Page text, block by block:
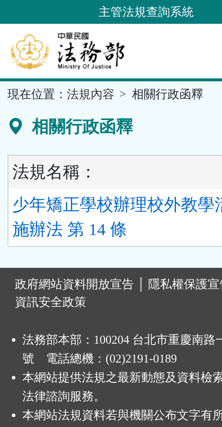
到
要
內
容
區
主管法規查詢系統
現在位置： 法規內容 相關行政函釋
相關行政函釋
法規名稱：
少年矯正學校辦理校外教學
施辦法 第 14 條
政府網站資料開放宣告
隱私權保護
資訊安全政策
法務部本部：100204 台北市重慶南路
號 電話總機：(02)2191-0189
本網站提供法規之最新動態及資料檢
法律諮詢服務。
本網站法規資料若與機關公布文字有